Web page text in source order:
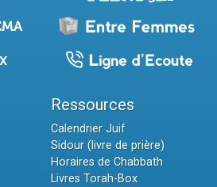
Ressources
Calendrier Juif
Sidour (livre de prière)
Horaires de Chabbath
Livres Torah-Box